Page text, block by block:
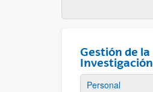
Gestión de la
Investigación
Personal